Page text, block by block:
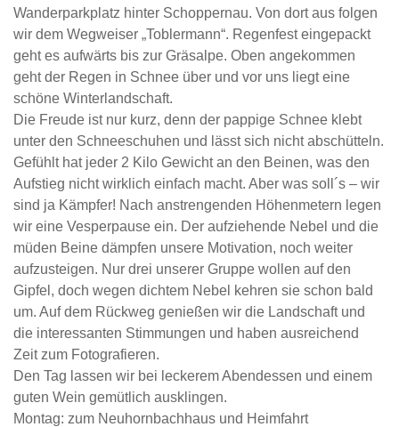
Wanderparkplatz hinter Schoppernau. Von dort aus folgen
wir dem Wegweiser „Toblermann“. Regenfest eingepackt
geht es aufwärts bis zur Gräsalpe. Oben angekommen
geht der Regen in Schnee über und vor uns liegt eine
schöne Winterlandschaft.
Die Freude ist nur kurz, denn der pappige Schnee klebt
unter den Schneeschuhen und lässt sich nicht abschütteln.
Gefühlt hat jeder 2 Kilo Gewicht an den Beinen, was den
Aufstieg nicht wirklich einfach macht. Aber was soll´s – wir
sind ja Kämpfer! Nach anstrengenden Höhenmetern legen
wir eine Vesperpause ein. Der aufziehende Nebel und die
müden Beine dämpfen unsere Motivation, noch weiter
aufzusteigen. Nur drei unserer Gruppe wollen auf den
Gipfel, doch wegen dichtem Nebel kehren sie schon bald
um. Auf dem Rückweg genießen wir die Landschaft und
die interessanten Stimmungen und haben ausreichend
Zeit zum Fotografieren.
Den Tag lassen wir bei leckerem Abendessen und einem
guten Wein gemütlich ausklingen.
Montag: zum Neuhornbachhaus und Heimfahrt